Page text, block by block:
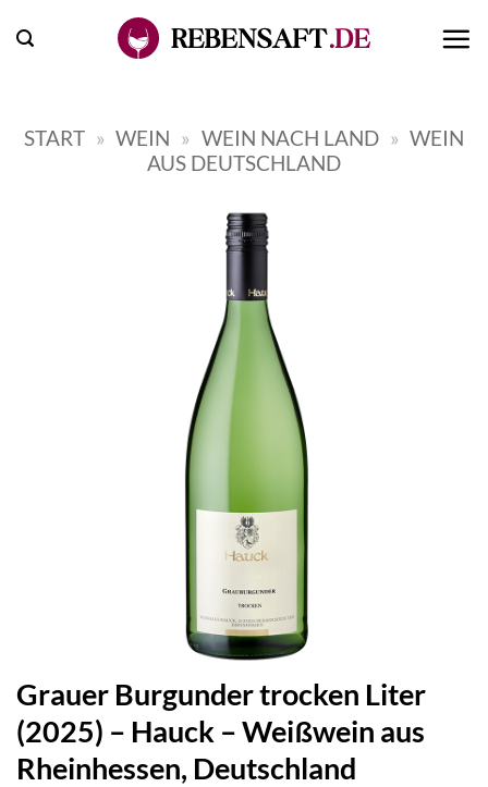
Inhalt
START » WEIN » WEIN NACH LAND » WEIN
AUS DEUTSCHLAND
Grauer Burgunder trocken Liter
(2025) – Hauck – Weißwein aus
Rheinhessen, Deutschland